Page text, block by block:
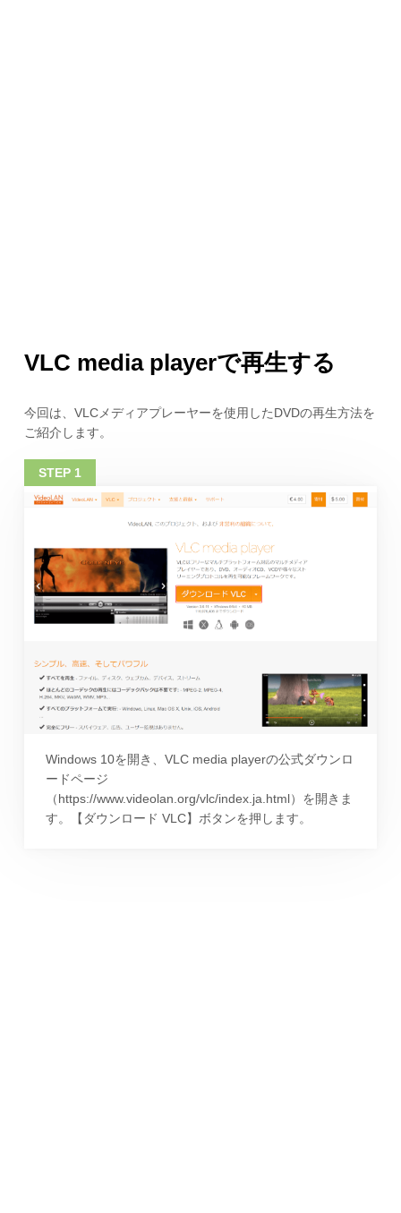
VLC media playerで再生する
今回は、VLCメディアプレーヤーを使用したDVDの再生方法を
ご紹介します。
Windows 10を開き、VLC media playerの公式ダウンロ
ードページ
（https://www.videolan.org/vlc/index.ja.html）を開きま
す。【ダウンロード VLC】ボタンを押します。